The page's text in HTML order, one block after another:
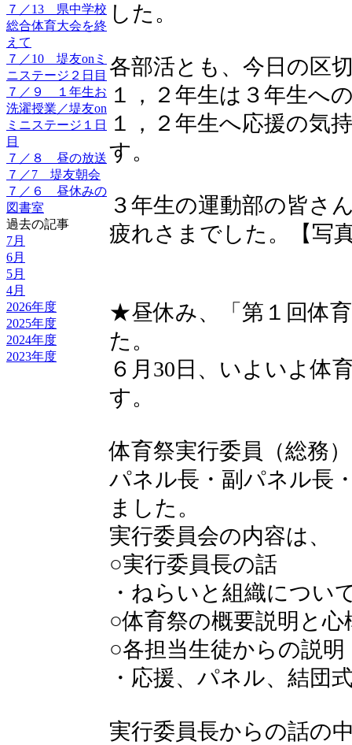
７／13 県中学校
総合体育大会を終
えて
７／10 堤友onミ
ニステージ２日目
７／９ １年生お
洗濯授業／堤友on
ミニステージ１日
目
７／８ 昼の放送
７／7 堤友朝会
７／６ 昼休みの
図書室
過去の記事
7月
6月
5月
4月
2026年度
2025年度
2024年度
2023年度
した。
各部活とも、今日の区
１，２年生は３年生へ
１，２年生へ応援の気
す。
３年生の運動部の皆さ
疲れさまでした。【写
★昼休み、「第１回体
た。
６月30日、いよいよ体
す。
体育祭実行委員（総務
パネル長・副パネル長
ました。
実行委員会の内容は、
○実行委員長の話
・ねらいと組織につい
○体育祭の概要説明と心
○各担当生徒からの説明
・応援、パネル、結団
実行委員長からの話の